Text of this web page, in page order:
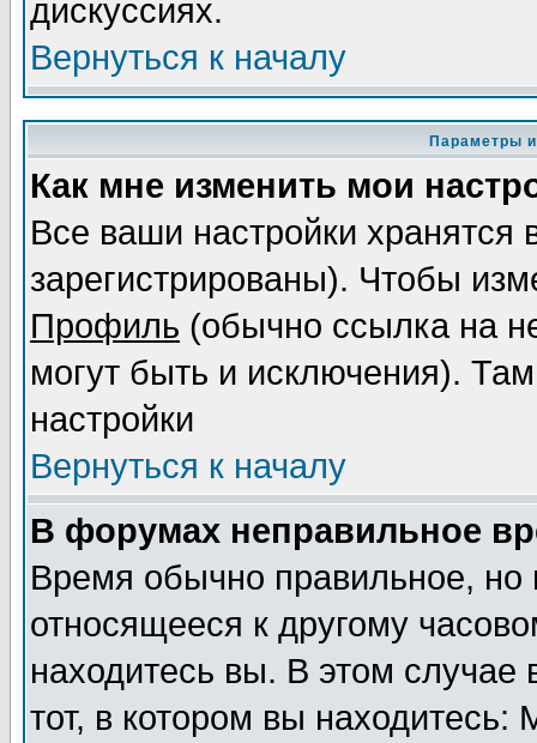
дискуссиях.
Вернуться к началу
Параметры
Как мне изменить мои
Все ваши настройки
зарегистрированы). Чтобы
Профиль (обычно ссылка на
могут быть и исключения).
настройки
Вернуться к началу
В форумах неправильное
Время обычно правильное,
относящееся к другому
находитесь вы. В этом
тот, в котором вы